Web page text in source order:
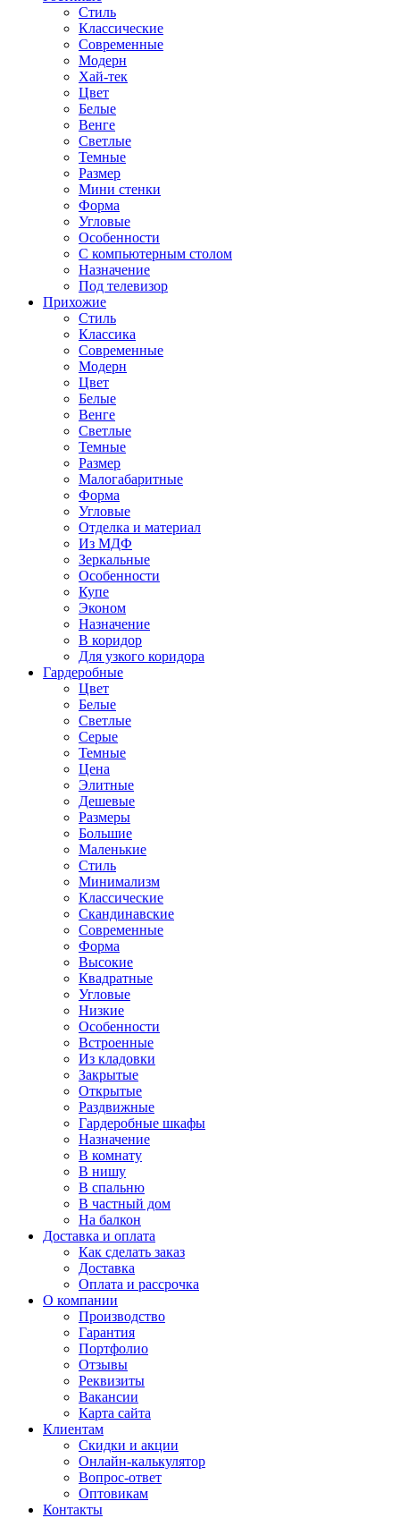
Стиль
Классические
Современные
Модерн
Хай-тек
Цвет
Белые
Венге
Светлые
Темные
Размер
Мини стенки
Форма
Угловые
Особенности
С компьютерным столом
Назначение
Под телевизор
Прихожие
Стиль
Классика
Современные
Модерн
Цвет
Белые
Венге
Светлые
Темные
Размер
Малогабаритные
Форма
Угловые
Отделка и материал
Из МДФ
Зеркальные
Особенности
Купе
Эконом
Назначение
В коридор
Для узкого коридора
Гардеробные
Цвет
Белые
Светлые
Серые
Темные
Цена
Элитные
Дешевые
Размеры
Большие
Маленькие
Стиль
Минимализм
Классические
Скандинавские
Современные
Форма
Высокие
Квадратные
Угловые
Низкие
Особенности
Встроенные
Из кладовки
Закрытые
Открытые
Раздвижные
Гардеробные шкафы
Назначение
В комнату
В нишу
В спальню
В частный дом
На балкон
Доставка и оплата
Как сделать заказ
Доставка
Оплата и рассрочка
О компании
Производство
Гарантия
Портфолио
Отзывы
Реквизиты
Вакансии
Карта сайта
Клиентам
Скидки и акции
Онлайн-калькулятор
Вопрос-ответ
Оптовикам
Контакты